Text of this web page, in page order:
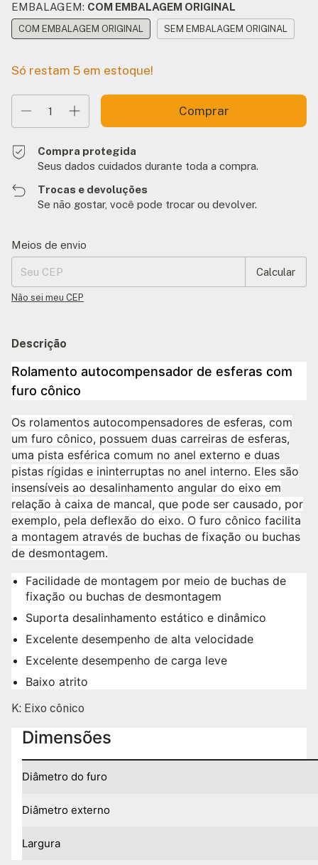
EMBALAGEM: COM EMBALAGEM ORIGINAL
COM EMBALAGEM ORIGINAL SEM EMBALAGEM ORIGINAL
Só restam 5 em estoque!
Compra protegida
Seus dados cuidados durante toda a compra.
Trocas e devoluções
Se não gostar, você pode trocar ou devolver.
Entregas para o CEP:
Meios de envio
Calcular
Não sei meu CEP
Descrição
Rolamento autocompensador de esferas com
furo cônico
Os rolamentos autocompensadores de esferas, com
um furo cônico, possuem duas carreiras de esferas,
uma pista esférica comum no anel externo e duas
pistas rígidas e ininterruptas no anel interno. Eles são
insensíveis ao desalinhamento angular do eixo em
relação à caixa de mancal, que pode ser causado, por
exemplo, pela deflexão do eixo. O furo cônico facilita
a montagem através de buchas de fixação ou buchas
de desmontagem.
Facilidade de montagem por meio de buchas de
fixação ou buchas de desmontagem
Suporta desalinhamento estático e dinâmico
Excelente desempenho de alta velocidade
Excelente desempenho de carga leve
Baixo atrito
K: Eixo cônico
Dimensões
Diâmetro do furo
Diâmetro externo
Largura